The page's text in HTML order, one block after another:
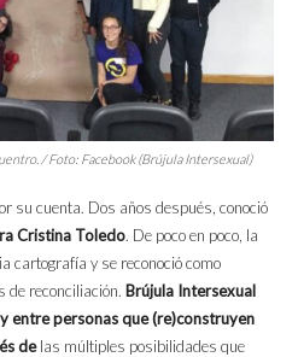
/ Foto: Facebook (Brújula Intersexual)
su cuenta. Dos años después, conoció
Cristina Toledo. De poco en poco, la
cartografía y se reconoció como
de reconciliación. Brújula Intersexual
entre personas que (re)construyen
delas múltiples posibilidades que